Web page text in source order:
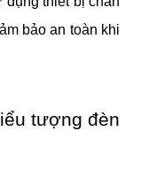
bảo an toàn khi
tượng đèn